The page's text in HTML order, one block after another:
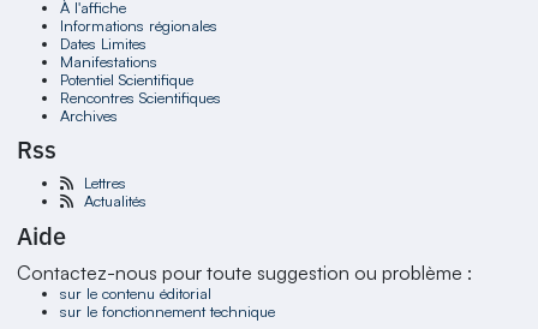
À l'affiche
Informations régionales
Dates Limites
Manifestations
Potentiel Scientifique
Rencontres Scientifiques
Archives
Rss
Lettres
Actualités
Aide
Contactez-nous pour toute suggestion ou problème :
sur le contenu éditorial
sur le fonctionnement technique